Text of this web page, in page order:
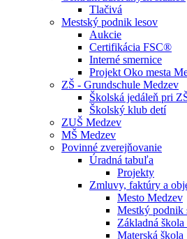
Tlačivá
Mestský podnik lesov
Aukcie
Certifikácia FSC®
Interné smernice
Projekt Oko mesta
ZŠ - Grundschule Medzev
Školská jedáleň pri
Školský klub detí
ZUŠ Medzev
MŠ Medzev
Povinné zverejňovanie
Úradná tabuľa
Projekty
Zmluvy, faktúry a
Mesto Medzev
Mestký podnik
Základná
Materská škola